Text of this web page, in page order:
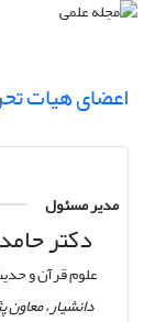
اعضای هیات
مدیر مسئول
دکتر
علوم قرآن و
دانشیار،